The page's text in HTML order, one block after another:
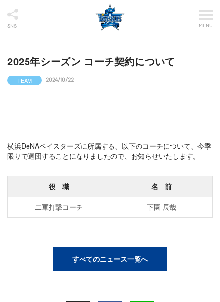
SNS MENU
2025年シーズン コーチ契約について
TEAM 2024/10/22
横浜DeNAベイスターズに所属する、以下のコーチについて、今季
限りで退団することになりましたので、お知らせいたします。
役 職 名 前
二軍打撃コーチ 下園 辰哉
すべてのニュース一覧へ